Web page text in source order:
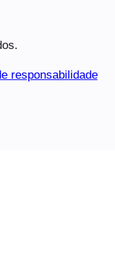
responsabilidade